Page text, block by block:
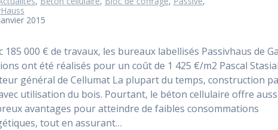
2015
185 000 € de travaux, les bureaux labellisés Passivhaus de
ont été réalisés pour un coût de 1 425 €/m2 Pascal
général de Cellumat La plupart du temps, construction
utilisation du bois. Pourtant, le béton cellulaire offre
avantages pour atteindre de faibles consommations
tout en assurant…